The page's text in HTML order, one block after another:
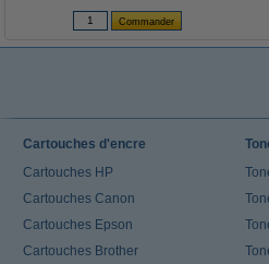
Cartouches d'encre
Cartouches HP
Cartouches Canon
Cartouches Epson
Cartouches Brother